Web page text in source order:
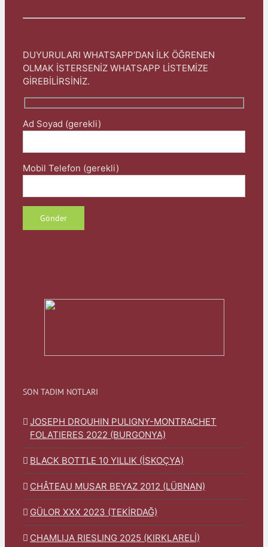
DUYURULARI WHATSAPP’DAN İLK ÖĞRENEN
OLMAK İSTERSENİZ WHATSAPP LİSTEMİZE
GİREBİLİRSİNİZ.
Ad Soyad (gerekli)
Mobil Telefon (gerekli)
SON TADIM NOTLARI
JOSEPH DROUHIN PULIGNY-MONTRACHET
FOLATIERES 2022 (BURGONYA)
BLACK BOTTLE 10 YILLIK (İSKOÇYA)
CHÂTEAU MUSAR BEYAZ 2012 (LÜBNAN)
GÜLOR XXX 2023 (TEKİRDAĞ)
CHAMLIJA RIESLING 2025 (KIRKLARELİ)